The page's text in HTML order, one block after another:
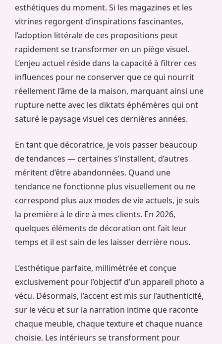
esthétiques du moment. Si les magazines et les
vitrines regorgent d’inspirations fascinantes,
l’adoption littérale de ces propositions peut
rapidement se transformer en un piège visuel.
L’enjeu actuel réside dans la capacité à filtrer ces
influences pour ne conserver que ce qui nourrit
réellement l’âme de la maison, marquant ainsi une
rupture nette avec les diktats éphémères qui ont
saturé le paysage visuel ces dernières années.
En tant que décoratrice, je vois passer beaucoup
de tendances — certaines s’installent, d’autres
méritent d’être abandonnées. Quand une
tendance ne fonctionne plus visuellement ou ne
correspond plus aux modes de vie actuels, je suis
la première à le dire à mes clients. En 2026,
quelques éléments de décoration ont fait leur
temps et il est sain de les laisser derrière nous.
L’esthétique parfaite, millimétrée et conçue
exclusivement pour l’objectif d’un appareil photo a
vécu. Désormais, l’accent est mis sur l’authenticité,
sur le vécu et sur la narration intime que raconte
chaque meuble, chaque texture et chaque nuance
choisie. Les intérieurs se transforment pour